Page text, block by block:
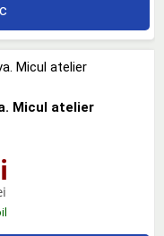
Micul atelier